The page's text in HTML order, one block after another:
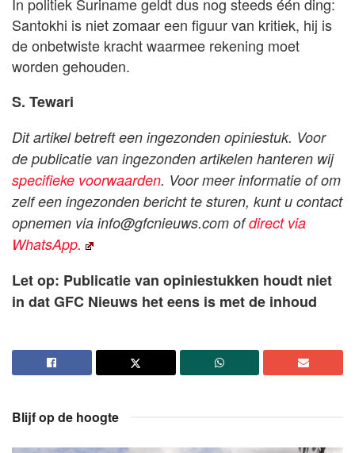
Santokhi is niet zomaar een figuur van kritiek, hij is
de onbetwiste kracht waarmee rekening moet
worden gehouden.
S. Tewari
Dit artikel betreft een ingezonden opiniestuk. Voor
de publicatie van ingezonden artikelen hanteren wij
specifieke voorwaarden. Voor meer informatie of om
zelf een ingezonden bericht te sturen, kunt u contact
opnemen via info@gfcnieuws.com ofdirect via
WhatsApp.
Let op: Publicatie van opiniestukken houdt niet
in dat GFC Nieuws het eens is met de inhoud
Blijf op de hoogte